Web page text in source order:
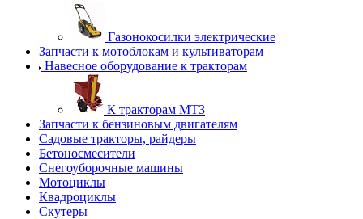
Газонокосилки электрические
Запчасти к мотоблокам и культиваторам
Навесное оборудование к тракторам
К тракторам МТЗ
Запчасти к бензиновым двигателям
Садовые тракторы, райдеры
Бетоносмесители
Снегоуборочные машины
Мотоциклы
Квадроциклы
Скутеры